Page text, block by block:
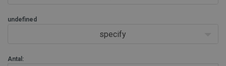
undefined
specify
Antal: